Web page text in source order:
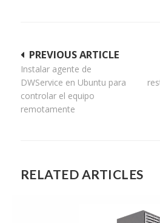
Navegación
de
entradas
PREVIOUS ARTICLE
Instalar agente de
DWService en Ubuntu para
controlar el equipo
remotamente
RELATED ARTICLES